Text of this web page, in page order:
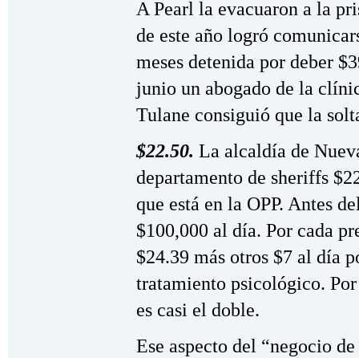
A Pearl la evacuaron a la
de este año logró
meses detenida por deber
junio un abogado de la
Tulane consiguió que la
$22.50. La alcaldía de
departamento de sheriffs
que está en la OPP. Antes
$100,000 al día. Por cada
$24.39 más otros $7 al día
tratamiento psicológico.
es casi el doble.
Ese aspecto del “negocio